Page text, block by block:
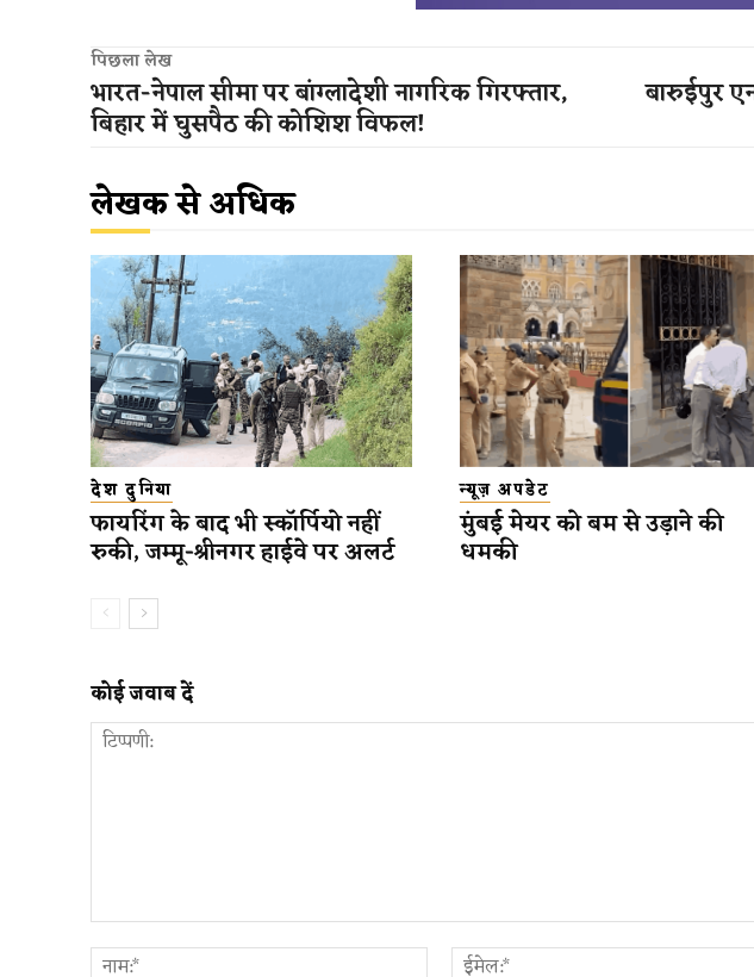
पिछला लेख
भारत-नेपाल सीमा पर बांग्लादेशी नागरिक गिरफ्तार,
बिहार में घुसपैठ की कोशिश विफल!
​बारुईपुर
लेखक से अधिक
देश दुनिया
फायरिंग के बाद भी स्कॉर्पियो नहीं
रुकी, जम्मू-श्रीनगर हाईवे पर अलर्ट
न्यूज़ अपडेट
मुंबई मेयर को बम से उड़ाने की
धमकी
कोई जवाब दें
नाम:*